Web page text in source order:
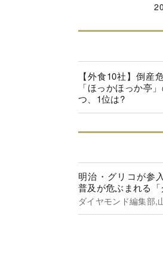
【外食10社】倒産
「ほっかほっか亭
つ、1位は?
明治・グリコが参
普及が危ぶまれる
ダイヤモンド編集部,